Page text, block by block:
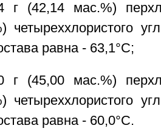
г (42,14 мас.%)
четыреххлористого
равна - 63,1°С;
г (45,00 мас.%)
четыреххлористого
равна - 60,0°С.